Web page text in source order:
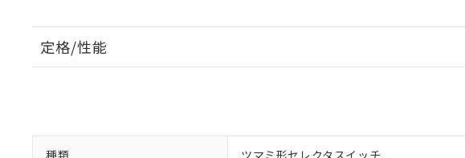
定格/性能
種類 ツマミ形セレクタスイッチ